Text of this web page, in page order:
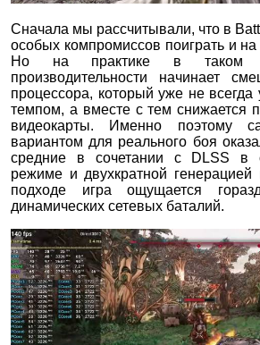
Сначала мы рассчитывали, что в
особых компромиссов поиграть и на
Но на практике в таком
производительности начинает
процессора, который уже не
темпом, а вместе с тем снижается
видеокарты. Именно поэтому
вариантом для реального боя
средние в сочетании с DLSS в
режиме и двухкратной
подходе игра ощущается
динамических сетевых баталий.